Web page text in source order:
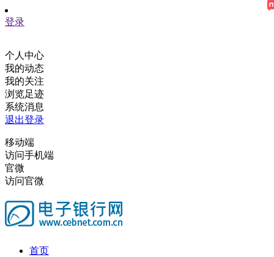
登录
个人中心
我的动态
我的关注
浏览足迹
系统消息
退出登录
移动端
访问手机端
官微
访问官微
首页